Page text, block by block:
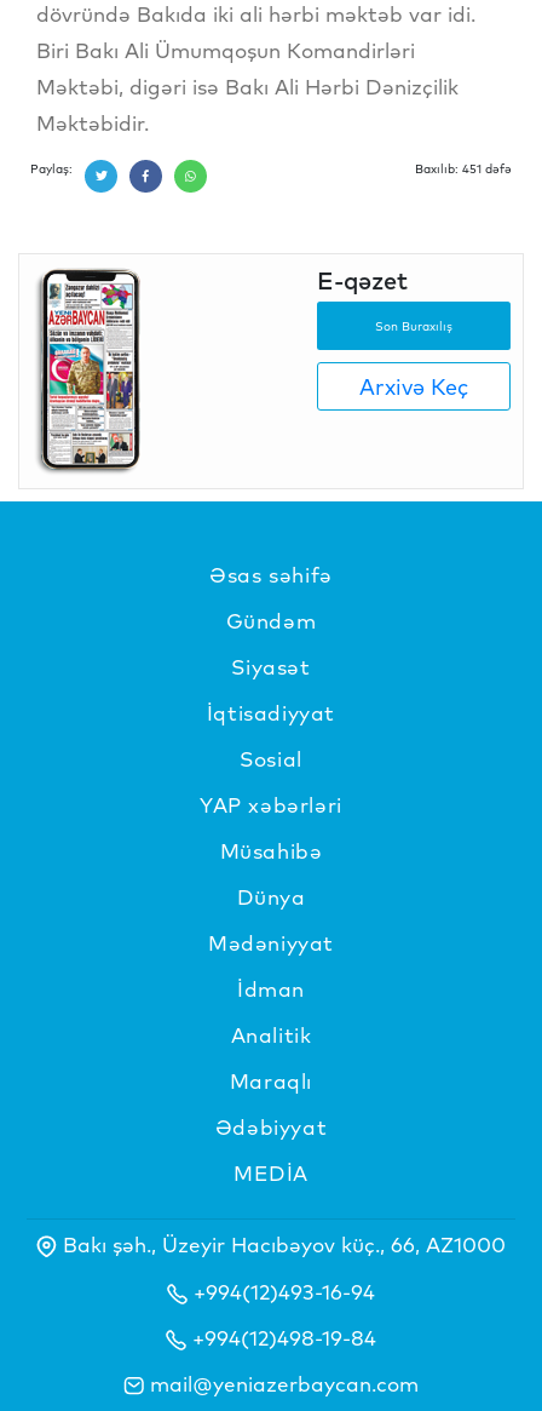
dövründə Bakıda iki ali hərbi məktəb var idi.
Biri Bakı Ali Ümumqoşun Komandirləri
Məktəbi, digəri isə Bakı Ali Hərbi Dənizçilik
Məktəbidir.
Paylaş: Baxılıb: 451 dəfə
E-qəzet
Son Buraxılış
Arxivə Keç
Əsas səhifə
Gündəm
Siyasət
İqtisadiyyat
Sosial
YAP xəbərləri
Müsahibə
Dünya
Mədəniyyat
İdman
Analitik
Maraqlı
Ədəbiyyat
MEDİA
Bakı şəh., Üzeyir Hacıbəyov küç., 66, AZ1000
+994(12)493-16-94
+994(12)498-19-84
mail@yeniazerbaycan.com